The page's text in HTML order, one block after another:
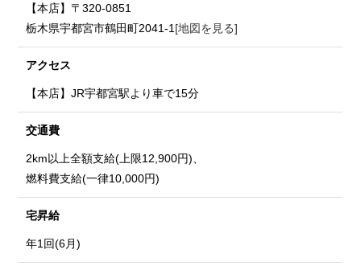
【本店】〒320-0851
栃木県宇都宮市鶴田町2041-1 [地図を見る]
アクセス
【本店】JR宇都宮駅より車で15分
交通費
2km以上全額支給(上限12,900円)、
燃料費支給(一律10,000円)
宅昇給
年1回(6月)